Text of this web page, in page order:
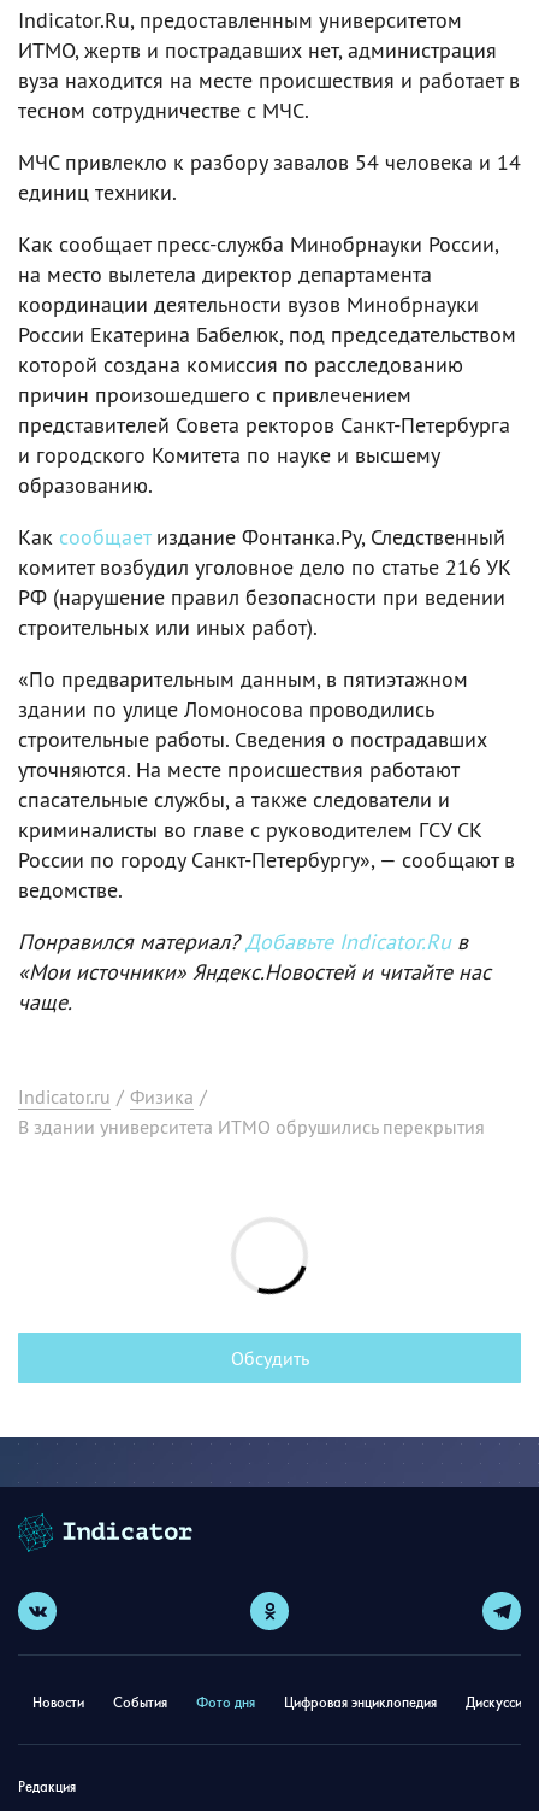
Indicator.Ru, предоставленным университетом
ИТМО, жертв и пострадавших нет, администрация
вуза находится на месте происшествия и работает в
тесном сотрудничестве с МЧС.
МЧС привлекло к разбору завалов 54 человека и 14
единиц техники.
Как сообщает пресс-служба Минобрнауки России,
на место вылетела директор департамента
координации деятельности вузов Минобрнауки
России Екатерина Бабелюк, под председательством
которой создана комиссия по расследованию
причин произошедшего с привлечением
представителей Совета ректоров Санкт-Петербурга
и городского Комитета по науке и высшему
образованию.
Как сообщаетиздание Фонтанка.Ру, Следственный
комитет возбудил уголовное дело по статье 216 УК
РФ (нарушение правил безопасности при ведении
строительных или иных работ).
«По предварительным данным, в пятиэтажном
здании по улице Ломоносова проводились
строительные работы. Сведения о пострадавших
уточняются. На месте происшествия работают
спасательные службы, а также следователи и
криминалисты во главе с руководителем ГСУ СК
России по городу Санкт-Петербургу», — сообщают в
ведомстве.
Понравился материал?Добавьте Indicator.Ruв
«Мои источники» Яндекс.Новостей и читайте нас
чаще.
Indicator.ru / Физика /
В здании университета ИТМО обрушились перекрытия
Обсудить
Новости События Фото дня Цифровая энциклопедия
Редакция